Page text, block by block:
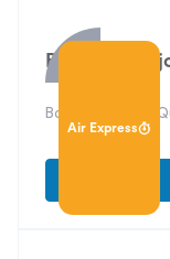
Air Express
Bouchons à
Bouchons à joint